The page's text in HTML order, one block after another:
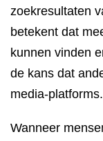
zoekresultaten
betekent dat
kunnen vinden
de kans dat
media-platforms.
Wanneer